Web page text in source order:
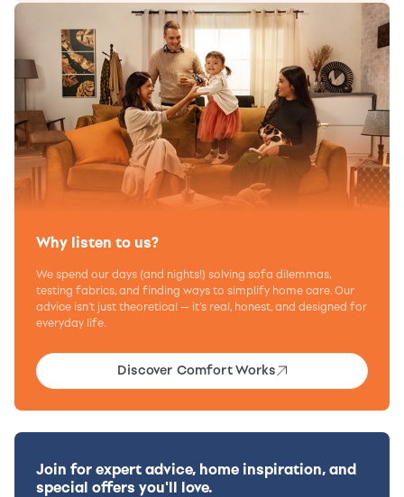
Why listen to us?
We spend our days (and nights!) solving sofa dilemmas,
testing fabrics, and finding ways to simplify home care. Our
advice isn’t just theoretical — it’s real, honest, and designed for
everyday life.
Discover Comfort Works
Join for expert advice, home inspiration, and
special offers you'll love.